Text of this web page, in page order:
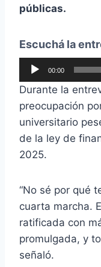
públicas.
Escuchá la
e
r
o
r
d
e
00:00
Durante la
preocupación
universitario
de la ley de
2025.
“No sé por qué
cuarta marcha.
ratificada con
promulgada, y
señaló.